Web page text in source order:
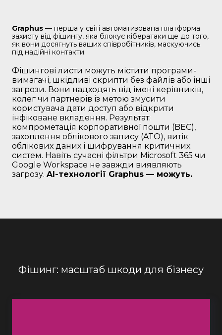
Graphus — перша у світі автоматизована платформа
захисту від фішингу, яка блокує кібератаки ще до того,
як вони досягнуть ваших співробітників, маскуючись
під надійні контакти.
Фішингові листи можуть містити програми-
вимагачі, шкідливі скрипти без файлів або інші
загрози. Вони надходять від імені керівників,
колег чи партнерів із метою змусити
користувача дати доступ або відкрити
інфіковане вкладення. Результат:
компрометація корпоративної пошти (BEC),
захоплення облікового запису (ATO), витік
облікових даних і шифрування критичних
систем. Навіть сучасні фільтри Microsoft 365 чи
Google Workspace не завжди виявляють
загрозу. AI-технології Graphus — можуть.
Фішинг: масштаб шкоди для бізнесу